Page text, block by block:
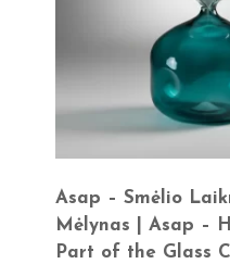
Asap – Smėlio
Mėlynas | Asap –
Part of the Glass